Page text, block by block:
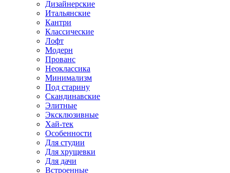
Дизайнерские
Итальянские
Кантри
Классические
Лофт
Модерн
Прованс
Неоклассика
Минимализм
Под старину
Скандинавские
Элитные
Эксклюзивные
Хай-тек
Особенности
Для студии
Для хрущевки
Для дачи
Встроенные